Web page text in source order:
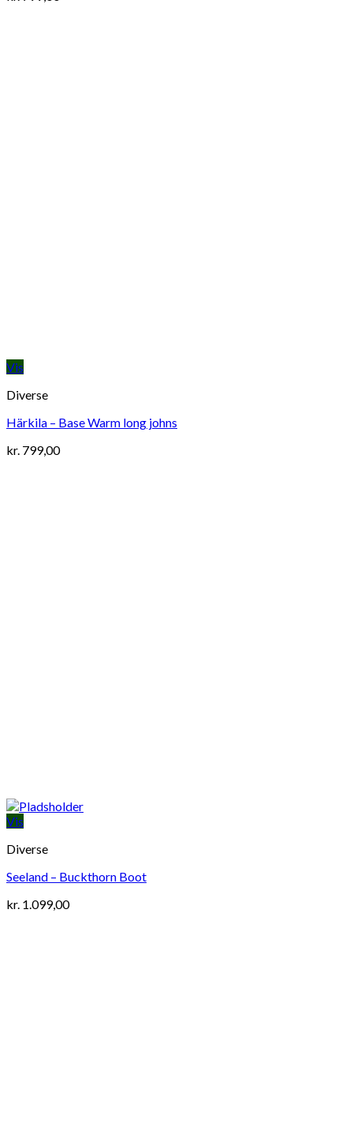
Vis
Diverse
Härkila – Base Warm long johns
kr. 799,00
Vis
Diverse
Seeland – Buckthorn Boot
kr. 1.099,00